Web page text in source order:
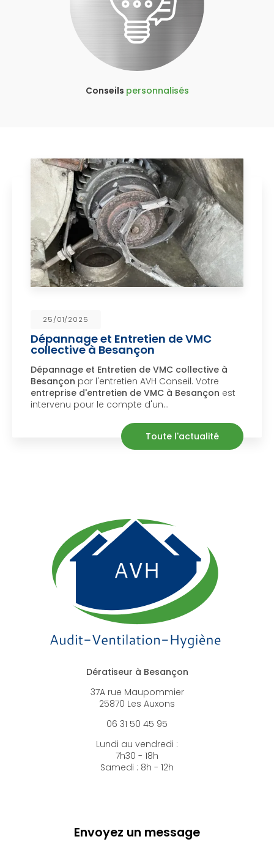
Conseils personnalisés
Entretien de VMC
de VMC collective à
AVH Conseil. Votre
de VMC à Besançonest
compte d'un…
Dératisation
Salines
dératiseur à
Dératiseur à Besançon
37A rue Maupommier
25870 Les Auxons
06 31 50 45 95
Lundi au vendredi :
7h30 - 18h
Samedi : 8h - 12h
Envoyez un message